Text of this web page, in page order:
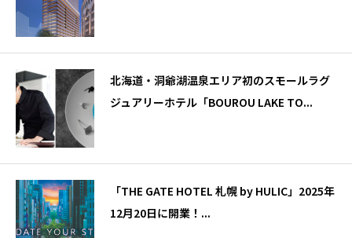
北海道・洞爺湖温泉エリア初のスモールラグ
ジュアリーホテル「BOUROU LAKE TO...
「THE GATE HOTEL 札幌 by HULIC」2025年
12月20日に開業！...